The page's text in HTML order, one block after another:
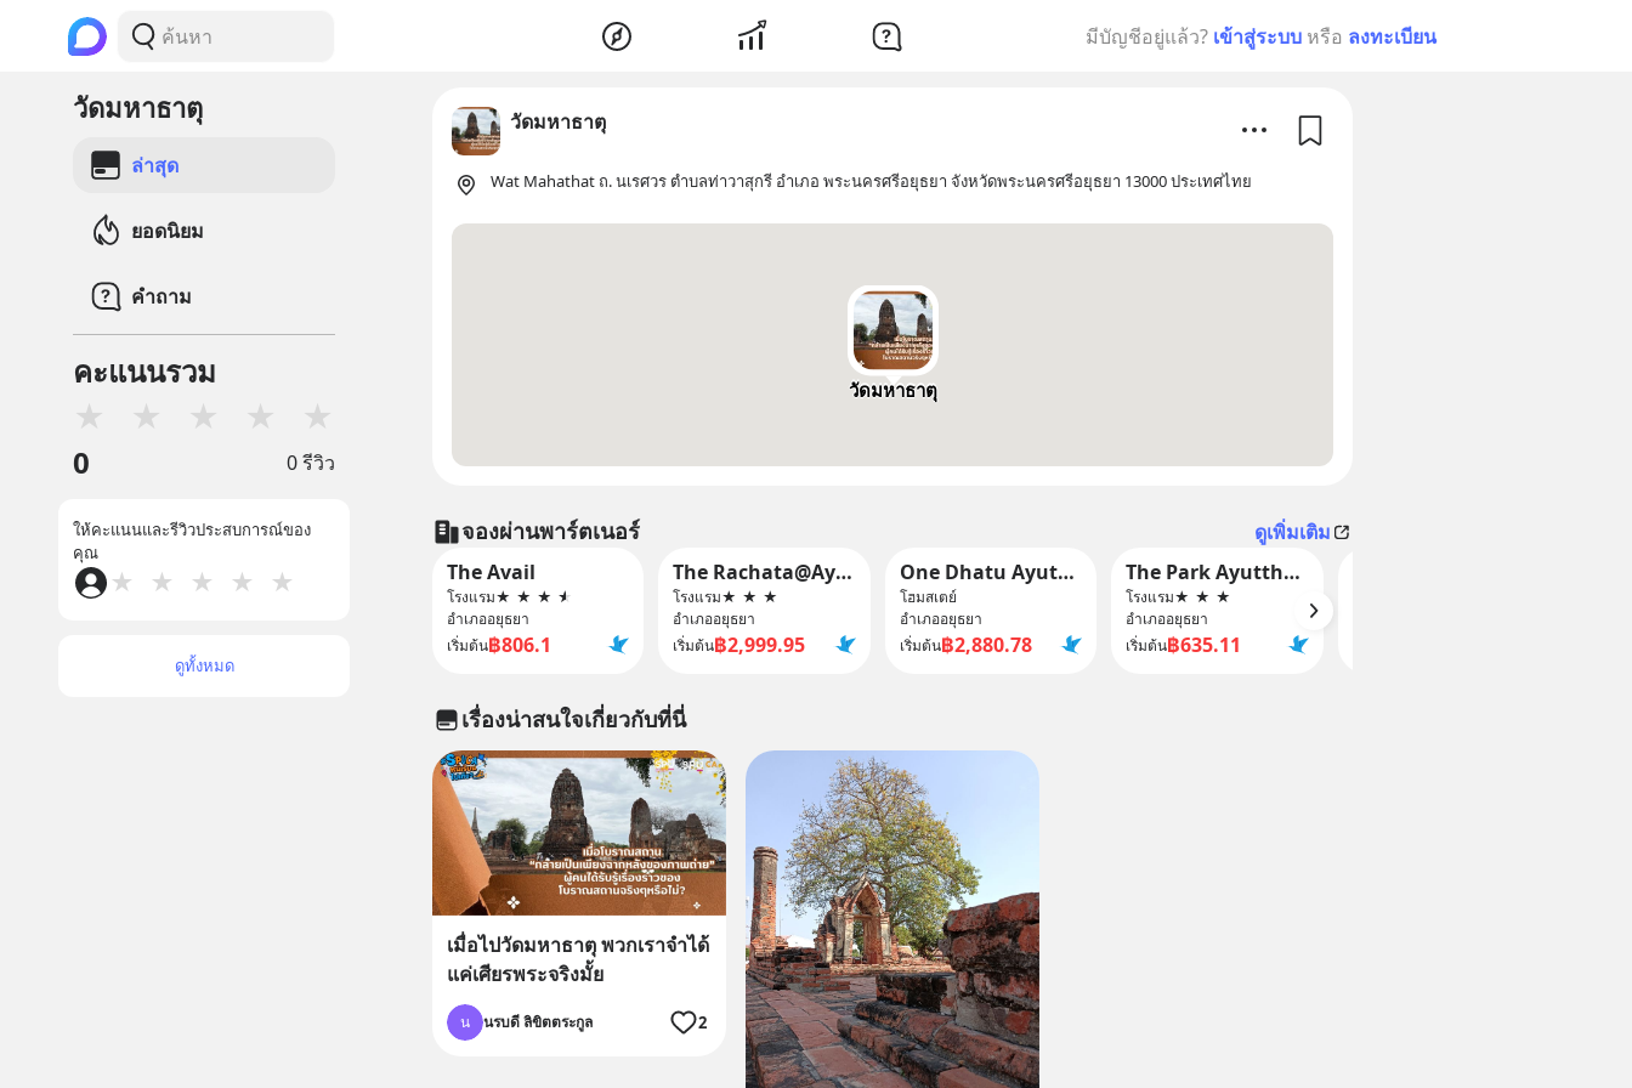
มีบัญชีอยู่แล้ว? เข้าสู่ระบบ หรือ ลงทะเบียน
วัดมหาธาตุ
ล่าสุด
ยอดนิยม
คำถาม
คะแนนรวม
★ ★ ★ ★ ★
0 0 รีวิว
ให้คะแนนและรีวิวประสบการณ์ของ
คุณ
★ ★ ★ ★ ★
ดูทั้งหมด
วัดมหาธาตุ
Wat Mahathat ถ. นเรศวร ตำบลท่าวาสุกรี อำเภอ พระนครศรีอยุธยา จังหวัดพระนครศรีอยุธยา 13000 ประเทศไทย
วัดมหาธาตุ
จองผ่านพาร์ตเนอร์
ดูเพิ่มเติม
The Avail
โรงแรม★ ★ ★ ★
อำเภออยุธยา
เริ่มต้น฿806.1
The Rachata@Ayothaya
โรงแรม★ ★ ★
อำเภออยุธยา
เริ่มต้น฿2,999.95
One Dhatu Ayutthaya Premium Homestay
โฮมสเตย์
อำเภออยุธยา
เริ่มต้น฿2,880.78
The Park Ayutthaya Resort And Spa
โรงแรม★ ★ ★
อำเภออยุธยา
เริ่มต้น฿635.11
เรื่องน่าสนใจเกี่ยวกับที่นี่
เมื่อไปวัดมหาธาตุ พวกเราจำได้
แค่เศียรพระจริงมั้ย
น นรบดี ลิขิตตระกูล 2